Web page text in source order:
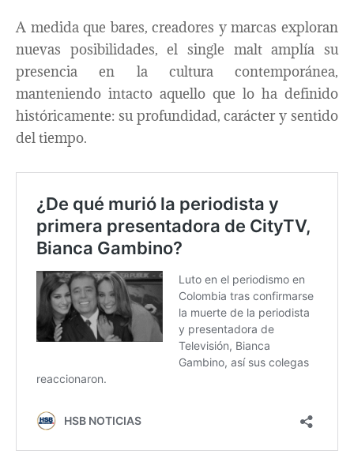
A medida que bares, creadores y marcas exploran
nuevas posibilidades, el single malt amplía su
presencia en la cultura contemporánea,
manteniendo intacto aquello que lo ha definido
históricamente: su profundidad, carácter y sentido
del tiempo.